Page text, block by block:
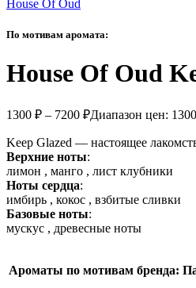
House Of Oud
По мотивам аромата:
House Of Oud
1300 ₽ – 7200 ₽Диапазон цен:
Keep Glazed — настоящее
Верхние ноты:
лимон , манго , лист клубники
Ноты сердца:
имбирь , кокос , взбитые сливки
Базовые ноты:
мускус , древесные ноты
Ароматы по мотивам бренда: